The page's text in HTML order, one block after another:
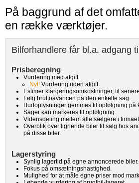
På baggrund af det
en række værktøjer.
Bilforhandlere får bl.a. adgang
Prisberegning
Vurdering med afgift
Nyt! Vurdering uden afgift
Estimer klargøringsomkostninger, til
Følg bruttoavancen på den enkelte sag.
Budoplysninger gemmes til opfølgning på
Sager kan markeres til opfølgning.
Vidensdeling mellem alle sælgere i
Overblik over lignende biler til salg hos
på disse biler.
Lagerstyring
Synlig lagertid på egne annoncerede biler.
Fokus på omsætningshastighed.
Mulighed for at måle egne priser mod